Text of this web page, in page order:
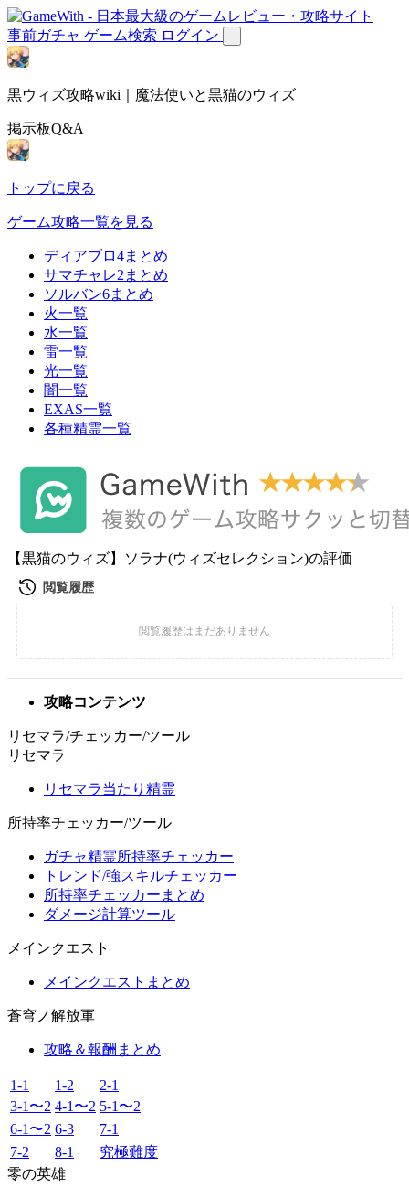
事前ガチャ ゲーム検索 ログイン
黒ウィズ攻略wiki｜魔法使いと黒猫のウィズ
掲示板Q&A
トップに戻る
ゲーム攻略一覧を見る
ディアブロ4まとめ
サマチャレ2まとめ
ソルバン6まとめ
火一覧
水一覧
雷一覧
光一覧
闇一覧
EXAS一覧
各種精霊一覧
【黒猫のウィズ】ソラナ(ウィズセレクション)の評価
攻略コンテンツ
リセマラ/チェッカー/ツール
リセマラ
リセマラ当たり精霊
所持率チェッカー/ツール
ガチャ精霊所持率チェッカー
トレンド/強スキルチェッカー
所持率チェッカーまとめ
ダメージ計算ツール
メインクエスト
メインクエストまとめ
蒼穹ノ解放軍
攻略＆報酬まとめ
1-1 1-2
2-1
3-1〜2 4-1〜2 5-1〜2
6-1〜2 6-3
7-1
7-2
8-1
究極難度
零の英雄